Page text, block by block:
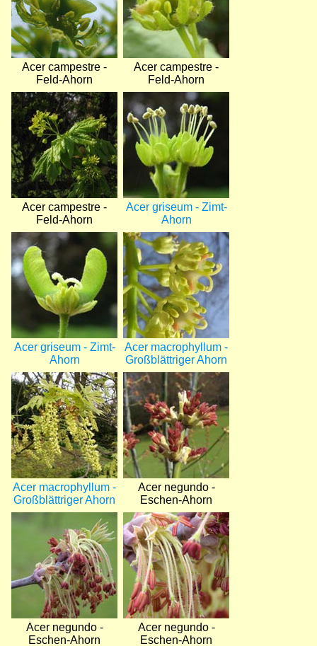
Acer campestre -
Feld-Ahorn
Acer campestre -
Feld-Ahorn
Bild
Acer campestre -
Feld-Ahorn
Bild
Acer griseum - Zimt-
Ahorn
Bild
Acer griseum - Zimt-
Ahorn
Bild
Acer macrophyllum -
Großblättriger Ahorn
Bild
Acer macrophyllum -
Großblättriger Ahorn
Bild
Acer negundo -
Eschen-Ahorn
Bild
Acer negundo -
Eschen-Ahorn
Bild
Acer negundo -
Eschen-Ahorn